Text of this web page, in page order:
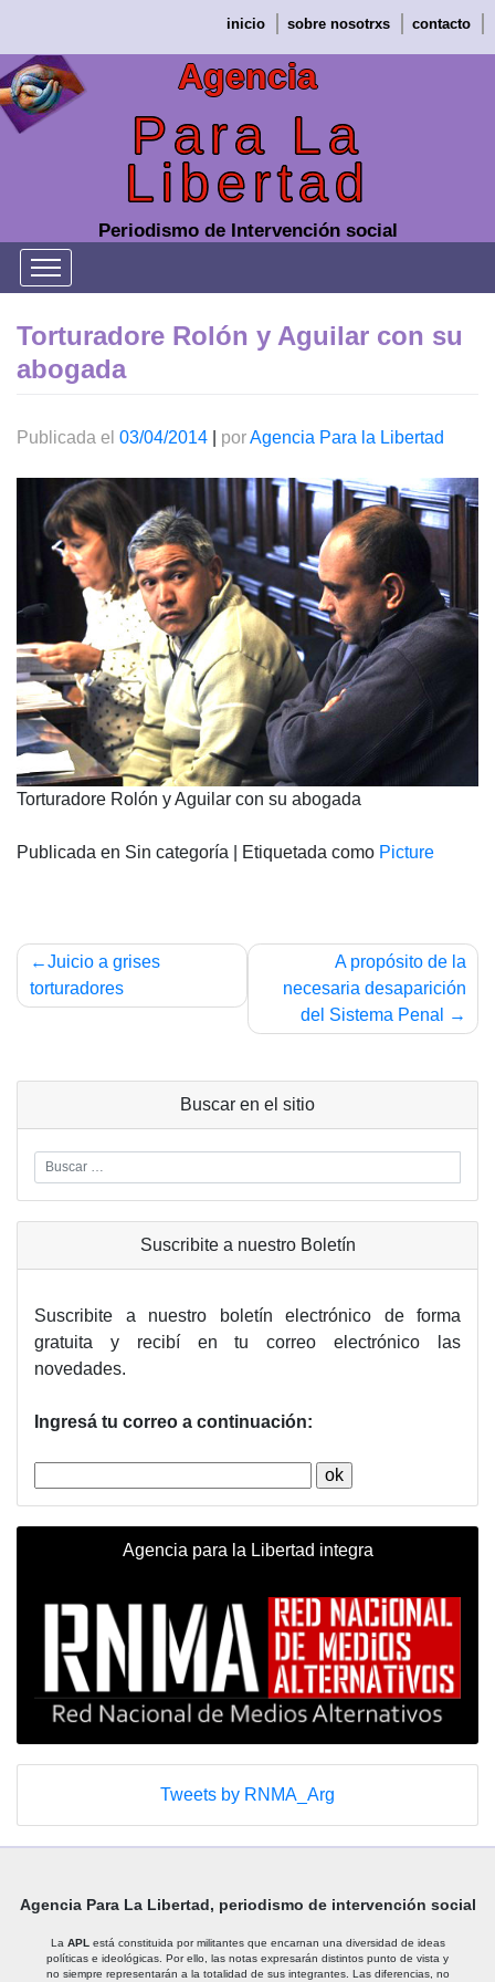
contenido
inicio sobre nosotrxs contacto
Agencia
Para La
Libertad
Periodismo de Intervención social
Torturadore Rolón y Aguilar con su
abogada
Publicada el 03/04/2014 porAgencia Para la Libertad
Torturadore Rolón y Aguilar con su abogada
Publicada en Sin categoría Etiquetada como Picture
Navegación
de
Juicio a grises
torturadores
A propósito de la
necesaria desaparición
del Sistema Penal
Buscar en el sitio
Suscribite a nuestro Boletín
Suscribite a nuestro boletín electrónico de forma
gratuita y recibí en tu correo electrónico las
novedades.
Ingresá tu correo a continuación:
Agencia para la Libertad integra
Tweets by RNMA_Arg
Agencia Para La Libertad, periodismo de intervención social
La APL está constituida por militantes que encarnan una diversidad de ideas
políticas e ideológicas. Por ello, las notas expresarán distintos punto de vista y
no siempre representarán a la totalidad de sus integrantes. Las diferencias, no